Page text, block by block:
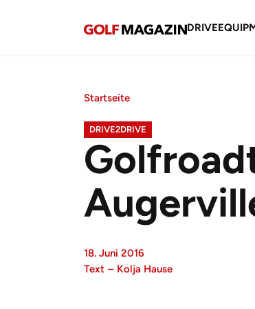
DRIVE
Startseite
DRIVE2DRIVE
18. Juni 2016
Text – Kolja Hause